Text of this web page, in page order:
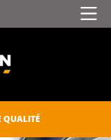
QUALITÉ